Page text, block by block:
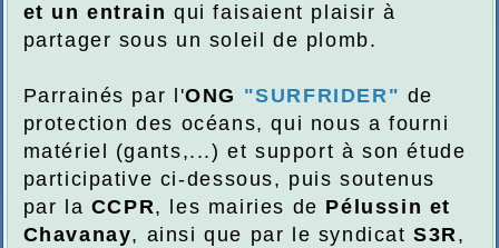
et un entrain qui faisaient plaisir à
partager sous un soleil de plomb.
Parrainés par l'ONG "SURFRIDER" de
protection des océans, qui nous a fourni
matériel (gants,...) et support à son étude
participative ci-dessous, puis soutenus
par la CCPR, les mairies de Pélussin et
Chavanay, ainsi que par le syndicatS3R,